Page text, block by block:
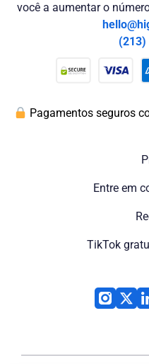
você a aumentar o
(213)
Pagamentos seguros
Entre em
TikTok